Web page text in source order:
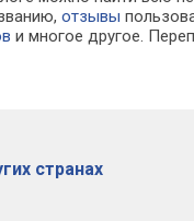
отзывы
и многое другое.
странах